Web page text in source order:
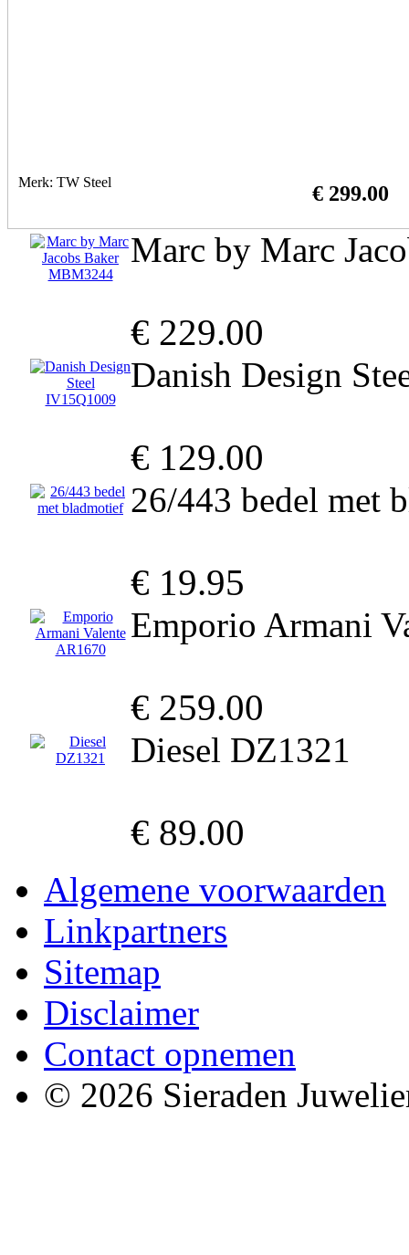
Merk: TW Steel € 299.00
Marc by Marc
€ 229.00
Danish Design
€ 129.00
26/443 bedel met
€ 19.95
Emporio Armani
€ 259.00
Diesel DZ1321
€ 89.00
Algemene voorwaarden
Linkpartners
Sitemap
Disclaimer
Contact opnemen
© 2026 Sieraden